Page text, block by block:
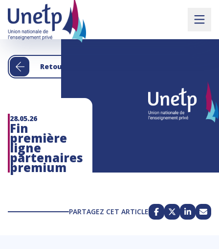
Retour aux actualités
28.05.26
Fin
première
ligne
partenaires
premium
PARTAGEZ CET ARTICLE